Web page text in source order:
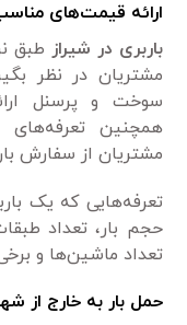
ارائه قیمت‌های
باربری در شیراز طبق
مشتریان در نظر
سوخت و پرسنل
همچنین تعرفه‌های
مشتریان از سفارش
تعرفه‌هایی که یک
حجم بار، تعداد
تعداد ماشین‌ها و
حمل بار به خارج از